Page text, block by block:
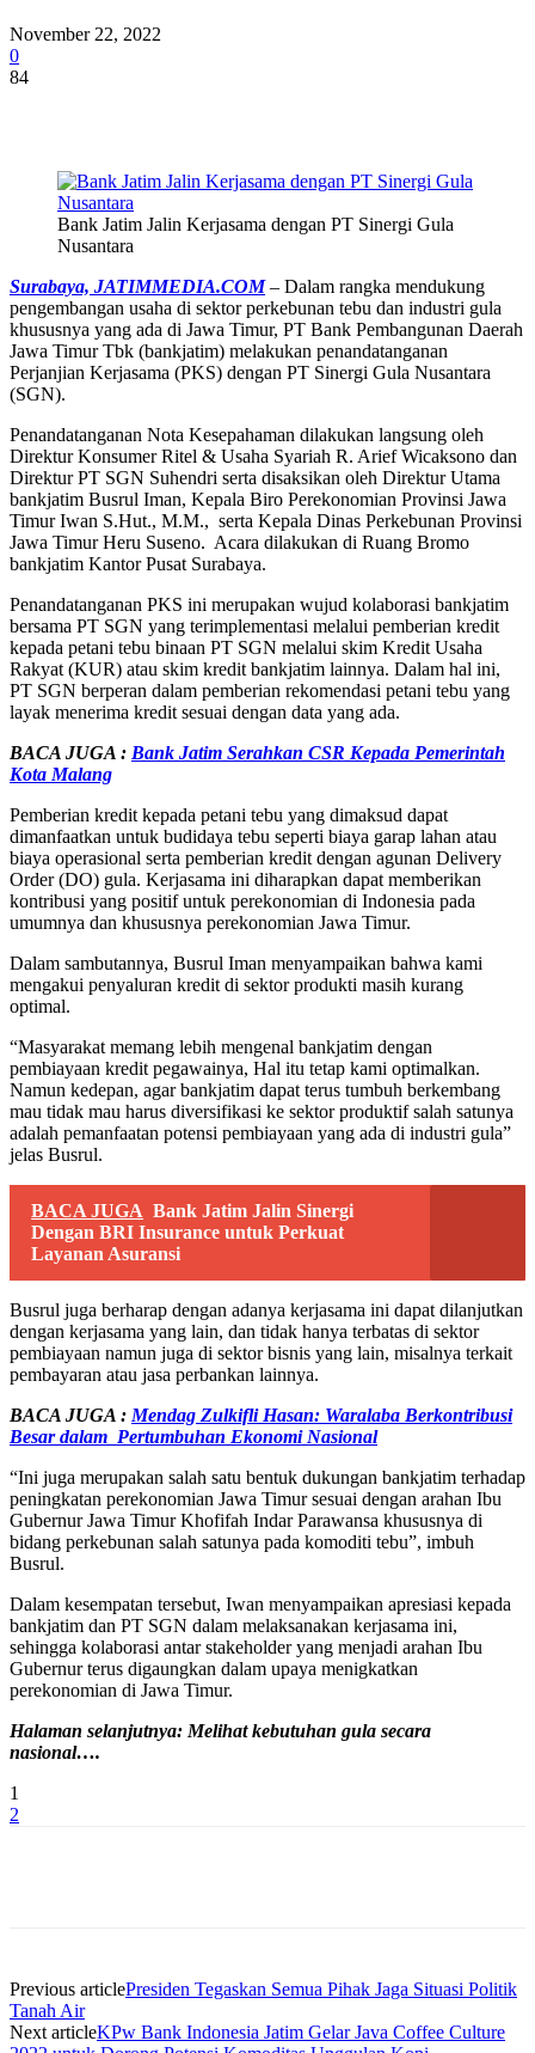
November 22, 2022
0
84
Bank Jatim Jalin Kerjasama dengan PT Sinergi Gula
Nusantara
Surabaya, JATIMMEDIA.COM– Dalam rangka mendukung
pengembangan usaha di sektor perkebunan tebu dan industri gula
khususnya yang ada di Jawa Timur, PT Bank Pembangunan Daerah
Jawa Timur Tbk (bankjatim) melakukan penandatanganan
Perjanjian Kerjasama (PKS) dengan PT Sinergi Gula Nusantara
(SGN).
Penandatanganan Nota Kesepahaman dilakukan langsung oleh
Direktur Konsumer Ritel & Usaha Syariah R. Arief Wicaksono dan
Direktur PT SGN Suhendri serta disaksikan oleh Direktur Utama
bankjatim Busrul Iman, Kepala Biro Perekonomian Provinsi Jawa
Timur Iwan S.Hut., M.M., serta Kepala Dinas Perkebunan Provinsi
Jawa Timur Heru Suseno. Acara dilakukan di Ruang Bromo
bankjatim Kantor Pusat Surabaya.
Penandatanganan PKS ini merupakan wujud kolaborasi bankjatim
bersama PT SGN yang terimplementasi melalui pemberian kredit
kepada petani tebu binaan PT SGN melalui skim Kredit Usaha
Rakyat (KUR) atau skim kredit bankjatim lainnya. Dalam hal ini,
PT SGN berperan dalam pemberian rekomendasi petani tebu yang
layak menerima kredit sesuai dengan data yang ada.
BACA JUGA : Bank Jatim Serahkan CSR Kepada Pemerintah
Kota Malang
Pemberian kredit kepada petani tebu yang dimaksud dapat
dimanfaatkan untuk budidaya tebu seperti biaya garap lahan atau
biaya operasional serta pemberian kredit dengan agunan Delivery
Order (DO) gula. Kerjasama ini diharapkan dapat memberikan
kontribusi yang positif untuk perekonomian di Indonesia pada
umumnya dan khususnya perekonomian Jawa Timur.
Dalam sambutannya, Busrul Iman menyampaikan bahwa kami
mengakui penyaluran kredit di sektor produkti masih kurang
optimal.
“Masyarakat memang lebih mengenal bankjatim dengan
pembiayaan kredit pegawainya, Hal itu tetap kami optimalkan.
Namun kedepan, agar bankjatim dapat terus tumbuh berkembang
mau tidak mau harus diversifikasi ke sektor produktif salah satunya
adalah pemanfaatan potensi pembiayaan yang ada di industri gula”
jelas Busrul.
BACA JUGA Bank Jatim Jalin Sinergi
Dengan BRI Insurance untuk Perkuat
Layanan Asuransi
Busrul juga berharap dengan adanya kerjasama ini dapat dilanjutkan
dengan kerjasama yang lain, dan tidak hanya terbatas di sektor
pembiayaan namun juga di sektor bisnis yang lain, misalnya terkait
pembayaran atau jasa perbankan lainnya.
BACA JUGA : Mendag Zulkifli Hasan: Waralaba Berkontribusi
Besar dalam Pertumbuhan Ekonomi Nasional
“Ini juga merupakan salah satu bentuk dukungan bankjatim terhadap
peningkatan perekonomian Jawa Timur sesuai dengan arahan Ibu
Gubernur Jawa Timur Khofifah Indar Parawansa khususnya di
bidang perkebunan salah satunya pada komoditi tebu”, imbuh
Busrul.
Dalam kesempatan tersebut, Iwan menyampaikan apresiasi kepada
bankjatim dan PT SGN dalam melaksanakan kerjasama ini,
sehingga kolaborasi antar stakeholder yang menjadi arahan Ibu
Gubernur terus digaungkan dalam upaya menigkatkan
perekonomian di Jawa Timur.
Halaman selanjutnya: Melihat kebutuhan gula secara
nasional….
1
2
Previous articlePresiden Tegaskan Semua Pihak Jaga Situasi Politik
Tanah Air
Next articleKPw Bank Indonesia Jatim Gelar Java Coffee Culture